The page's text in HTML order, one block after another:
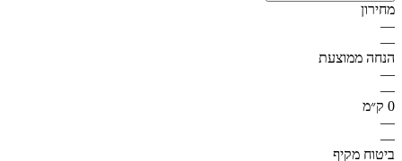
מחירון
—
—
הנחה ממוצעת
—
—
0 ק״מ
—
—
ביטוח מקיף